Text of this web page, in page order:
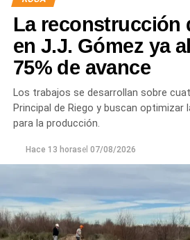
La reconstrucción
en J.J. Gómez ya
75% de avance
Los trabajos se desarrollan sobre
Principal de Riego y buscan optimizar
para la producción.
Hace 13 horasel 07/08/2026